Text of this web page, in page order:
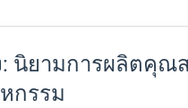
: นิยามการผลิตคุ
กรรม